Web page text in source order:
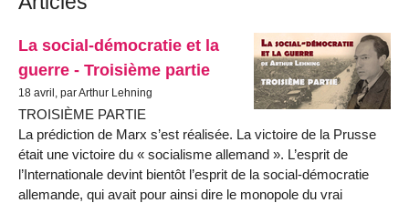
La social-démocratie et la
guerre - Troisième partie
18 avril, par Arthur Lehning
TROISIÈME PARTIE
La prédiction de Marx s’est réalisée. La victoire de la Prusse
était une victoire du « socialisme allemand ». L’esprit de
l’Internationale devint bientôt l’esprit de la social-démocratie
allemande, qui avait pour ainsi dire le monopole du vrai